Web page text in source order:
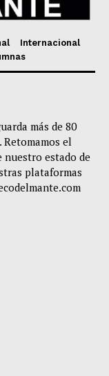
Internacional
más de 80
el
estado de
plataformas